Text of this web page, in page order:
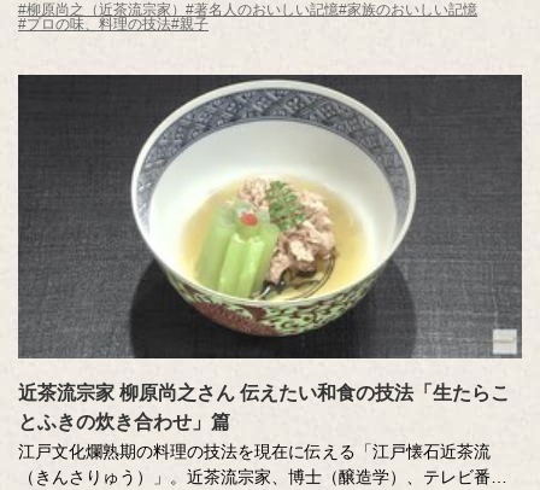
近茶流（きんさりゅう）とは、江戸時代、文化文政の頃に柳原家
女性が調理しやすい工夫が随所に施された近茶流の料理教室には
全国から生徒が訪れている。
#柳原尚之（近茶流宗家） #著名人のおいしい記憶#家族のおいしい記憶
#プロの味、料理の技法#親子
近茶流宗家 柳原尚之さん 伝えたい和食の技法「生たらこ
とふきの炊き合わせ」篇
江戸文化爛熟期の料理の技法を現在に伝える「江戸懐石近茶流
（きんさりゅう）」。近茶流宗家、博士（醸造学）、テレビ番組